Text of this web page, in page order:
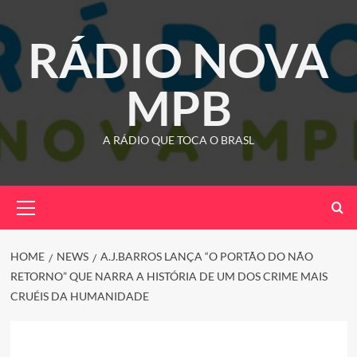
to
contentRÁDIO NOVA
MPB
A RÁDIO QUE TOCA O BRASL
Menu
HOME NEWS
A.J.BARROS LANÇA “O PORTÃO DO NÃO
RETORNO” QUE NARRA A HISTÓRIA DE UM DOS CRIME MAIS
CRUÉIS DA HUMANIDADE